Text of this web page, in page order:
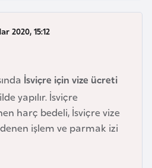
2020, 15:12
İsviçre için vize ücreti
yapılır. İsviçre
harç bedeli, İsviçre vize
işlem ve parmak izi